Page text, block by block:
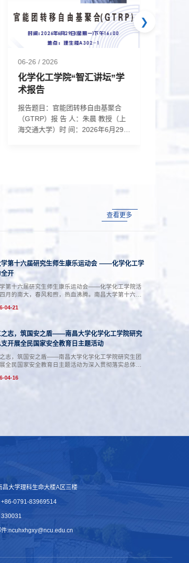
06-26/ 2026
化学化工学院“智汇讲坛”学
术报告
报告题目：官能团转移自由基聚合
（GTRP）报 告 人：朱晨 教授（上
海交通大学）时 间：2026年6月29日
Journals Award等奖励。担任《中国
科学：化学》、《化学学报》、《高
等学校化学学报》、《有机化学》...
❯
查看更多
十六届研究生师生康乐运动会 ——化学化工学
开
第十六届研究生师生康乐运动会——化学化工学院活
月的南大，春风和煦，热血沸腾。南昌大学第十六届
师生康乐运动会如期而至，化学化工学院积极响应、全
周密部署，广泛动员师生踊跃参与，共计300余名师
于赛事之中，共组建1支培养单位队伍与 24支课题组队
结一心的风貌，学院荣获优秀组织奖、单项成绩第一
名及团体总分第三名等荣誉，...
04-21
之志，筑国安之盾——南昌大学化学化工学院研究
开展全民国家安全教育日主题活动
志，筑国安之盾——南昌大学化学化工学院研究生团
全民国家安全教育日主题活动为深入贯彻落实总体国
，化学化工学院研究生团委在理生楼一楼开展“砺化工
04-16
昌大学理科生命大楼A区三楼
+86-0791-83969514
330031
件:ncuhxhgxy@ncu.edu.cn